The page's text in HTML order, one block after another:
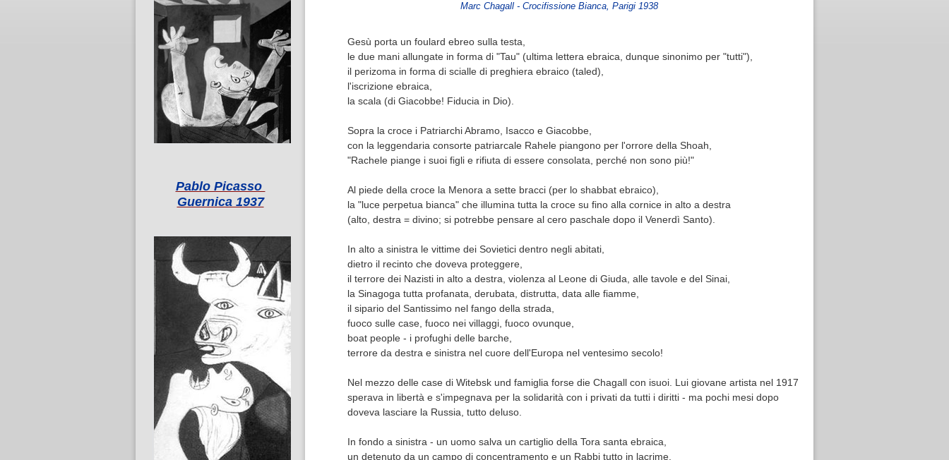
Marc Chagall - Crocifissione Bianca, Parigi 1938
Gesù porta un foulard ebreo sulla testa,
le due mani allungate in forma di "Tau" (ultima lettera ebraica, dunque sinonimo per "tutti"),
il perizoma in forma di scialle di preghiera ebraico (taled),
l'iscrizione ebraica,
la scala (di Giacobbe! Fiducia in Dio).
Sopra la croce i Patriarchi Abramo, Isacco e Giacobbe,
con la leggendaria consorte patriarcale Rahele piangono per l'orrore della Shoah,
"Rachele piange i suoi figli e rifiuta di essere consolata, perché non sono più!"
Al piede della croce la Menora a sette bracci (per lo shabbat ebraico),
la "luce perpetua bianca" che illumina tutta la croce su fino alla cornice in alto a destra
(alto, destra = divino; si potrebbe pensare al cero paschale dopo il Venerdì Santo).
In alto a sinistra le vittime dei Sovietici dentro negli abitati,
dietro il recinto che doveva proteggere,
il terrore dei Nazisti in alto a destra, violenza al Leone di Giuda, alle tavole e del Sinai,
la Sinagoga tutta profanata, derubata, distrutta, data alle fiamme,
il sipario del Santissimo nel fango della strada,
fuoco sulle case, fuoco nei villaggi, fuoco ovunque,
boat people - i profughi delle barche,
terrore da destra e sinistra nel cuore dell'Europa nel ventesimo secolo!
Nel mezzo delle case di Witebsk und famiglia forse die Chagall con isuoi. Lui giovane artista nel 1917
sperava in libertà e s'impegnava per la solidarità con i privati da tutti i diritti - ma pochi mesi dopo
doveva lasciare la Russia, tutto deluso.
In fondo a sinistra - un uomo salva un cartiglio della Tora santa ebraica,
un detenuto da un campo di concentramento e un Rabbi tutto in lacrime.
Pablo Picasso
Guernica 1937